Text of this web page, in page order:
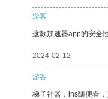
游客
这款加速器app的安全
2024-02-12
游客
梯子神器，ins随便看，